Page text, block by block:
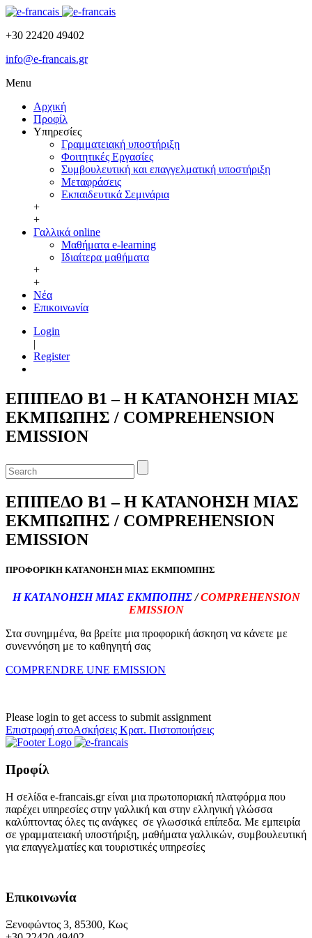
+30 22420 49402
info@e-francais.gr
Menu
Αρχική
Προφίλ
Υπηρεσίες
Γραμματειακή υποστήριξη
Φοιτητικές Εργασίες
Συμβουλευτική και επαγγελματική υποστήριξη
Μεταφράσεις
Εκπαιδευτικά Σεμινάρια
+
+
Γαλλικά online
Μαθήματα e-learning
Ιδιαίτερα μαθήματα
+
+
Νέα
Επικοινωνία
Login
|
Register
ΕΠΙΠΕΔΟ Β1 – Η ΚΑΤΑΝΟΗΣΗ ΜΙΑΣ
ΕΚΜΠΩΠΗΣ / COMPREHENSION
EMISSION
ΕΠΙΠΕΔΟ Β1 – Η ΚΑΤΑΝΟΗΣΗ ΜΙΑΣ
ΕΚΜΠΩΠΗΣ / COMPREHENSION
EMISSION
ΠΡΟΦΟΡΙΚΗ ΚΑΤΑΝΟΗΣΗ ΜΙΑΣ ΕΚΜΠΟΜΠΗΣ
Η ΚΑΤΑΝΟΗΣΗ ΜΙΑΣ ΕΚΜΠΟΠΗΣ/COMPREHENSION
EMISSION
Στα συνημμένα, θα βρείτε μια προφορική άσκηση να κάνετε με
συνεννόηση με το καθηγητή σας
COMPRENDRE UNE EMISSION
Please login to get access to submit assignment
Επιστροφή στοΑσκήσεις Κρατ. Πιστοποιήσεις
Προφίλ
Η σελίδα e-francais.gr είναι μια πρωτοποριακή πλατφόρμα που
παρέχει υπηρεσίες στην γαλλική και στην ελληνική γλώσσα
καλύπτοντας όλες τις ανάγκες σε γλωσσικά επίπεδα. Με εμπειρία
σε γραμματειακή υποστήριξη, μαθήματα γαλλικών, συμβουλευτική
για επαγγελματίες και τουριστικές υπηρεσίες
Επικοινωνία
Ξενοφώντος 3, 85300, Κως